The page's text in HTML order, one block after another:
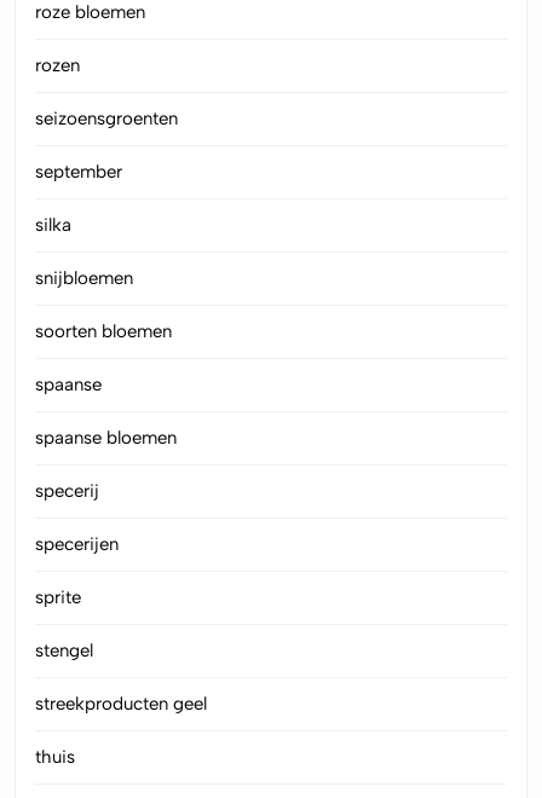
roze bloemen
rozen
seizoensgroenten
september
silka
snijbloemen
soorten bloemen
spaanse
spaanse bloemen
specerij
specerijen
sprite
stengel
streekproducten geel
thuis